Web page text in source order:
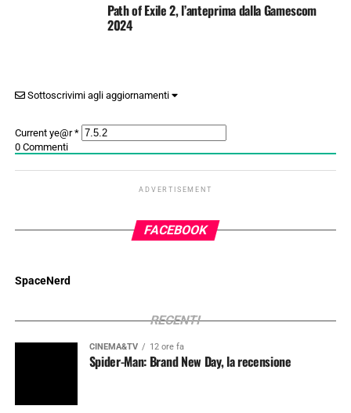
Path of Exile 2, l’anteprima dalla Gamescom
2024
Sottoscrivimi agli aggiornamenti
Current ye@r*
0Commenti
ADVERTISEMENT
FACEBOOK
SpaceNerd
RECENTI
CINEMA&TV 12 ore fa
Spider-Man: Brand New Day, la recensione